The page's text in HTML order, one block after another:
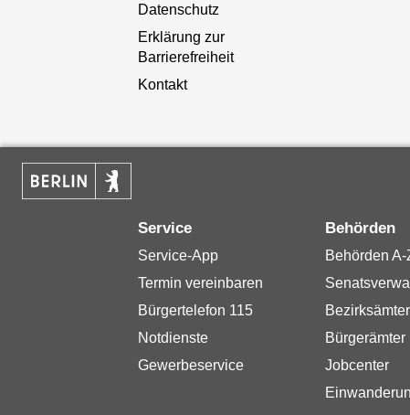
Datenschutz
Erklärung zur
Barrierefreiheit
Kontakt
Service
Service-App
Termin vereinbaren
Bürgertelefon 115
Notdienste
Gewerbeservice
Behörden
Behörden A-
Bezirksämter
Bürgerämter
Jobcenter